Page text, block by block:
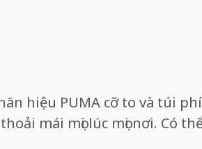
hiệu PUMA cỡ to và túi
mái mọi lúc mọi nơi. Có